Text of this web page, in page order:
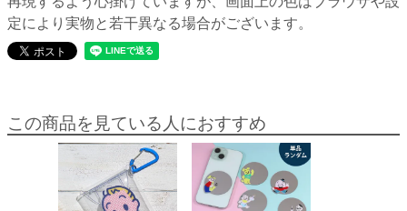
定により実物と若干異なる場合がございます。
この商品を見ている人におすすめ